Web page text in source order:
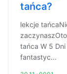
tańca?
lekcje
tańca W 5
fantastyc...